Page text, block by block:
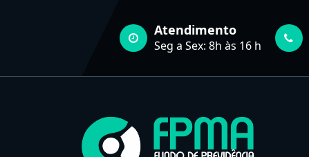
Atendimento
Seg a Sex: 8h às 16 h